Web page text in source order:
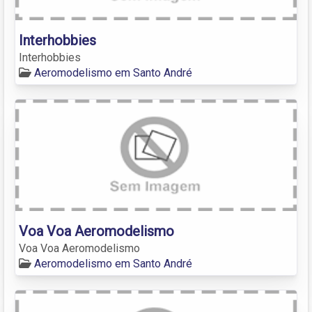
Interhobbies
Interhobbies
Aeromodelismo em Santo André
Voa Voa Aeromodelismo
Voa Voa Aeromodelismo
Aeromodelismo em Santo André